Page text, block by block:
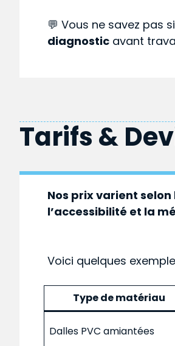
💬 Vous ne savez pas
diagnostic avant
Tarifs &
Nos prix varient
l’accessibilité et la
Voici quelques
Type de matériau
Dalles PVC amiantées